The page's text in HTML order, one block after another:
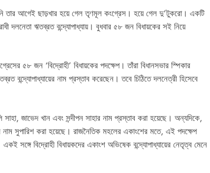
তার আগেই ছাড়খার হয়ে গেল তৃণমূল কংগ্রেস। হয়ে গেল দু’টুকরো। একটি
ঋতব্রত বন্দ্যোপাধ্যায়। বুধবার ৫৮ জন বিধায়কের সই নিয়ে
৫৮ জন ‘বিদ্রোহী’ বিধায়কের পদক্ষেপ। তাঁরা বিধানসভার স্পিকার
বন্দ্যোপাধ্যায়ের নাম প্রস্তাব করেছেন। তবে চিঠিতে দলনেত্রী হিসেবে
সাহা, জাভেদ খান এবং সন্দীপন সাহার নাম প্রস্তাব করা হয়েছে। অন্যদিকে,
সুপারিশ করা হয়েছে। রাজনৈতিক মহলের একাংশের মতে, এই পদক্ষেপ
সঙ্গে বিদ্রোহী বিধায়কদের একাংশ অভিষেক বন্দ্যোপাধ্যায়ের নেতৃত্ব মেনে